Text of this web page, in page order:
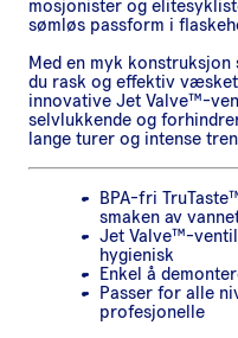
mosjonister og
sømløs passform i
Med en myk
du rask og effektiv
innovative Jet Valve™-
selvlukkende og
lange turer og intense
BPA-fri
smaken av
Jet Valve™-
hygienisk
Enkel å
Passer for alle
profesjonelle